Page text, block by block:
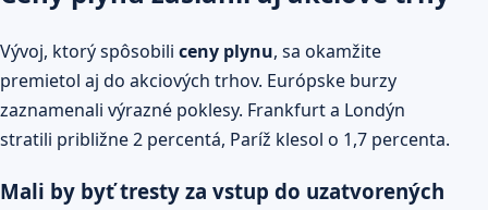
Vývoj, ktorý spôsobili ceny plynu, sa okamžite
premietol aj do akciových trhov. Európske burzy
zaznamenali výrazné poklesy. Frankfurt a Londýn
stratili približne 2 percentá, Paríž klesol o 1,7 percenta.
Mali by byť tresty za vstup do uzatvorených